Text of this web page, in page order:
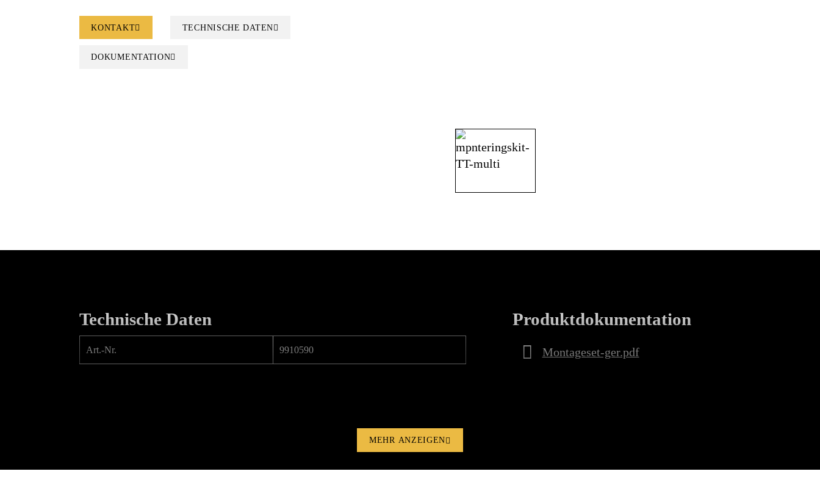
KONTAKT TECHNISCHE DATEN
DOKUMENTATION
Technische Daten
Art.-Nr. 9910590
Produktdokumentation
Montageset-ger.pdf
MEHR ANZEIGEN